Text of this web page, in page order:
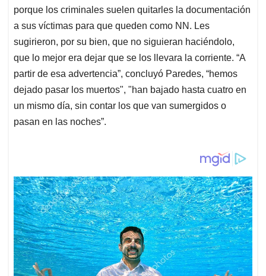
porque los criminales suelen quitarles la documentación
a sus víctimas para que queden como NN. Les
sugirieron, por su bien, que no siguieran haciéndolo,
que lo mejor era dejar que se los llevara la corriente. “A
partir de esa advertencia”, concluyó Paredes, “hemos
dejado pasar los muertos", "han bajado hasta cuatro en
un mismo día, sin contar los que van sumergidos o
pasan en las noches”.